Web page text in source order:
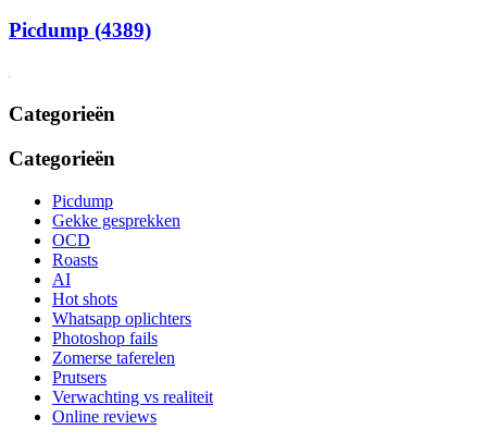
Picdump (4389)
Categorieën
Categorieën
Picdump
Gekke gesprekken
OCD
Roasts
AI
Hot shots
Whatsapp oplichters
Photoshop fails
Zomerse taferelen
Prutsers
Verwachting vs realiteit
Online reviews